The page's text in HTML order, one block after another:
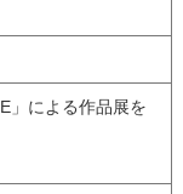
」による作品展を